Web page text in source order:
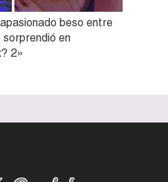
beso entre
sorprendió en
2»